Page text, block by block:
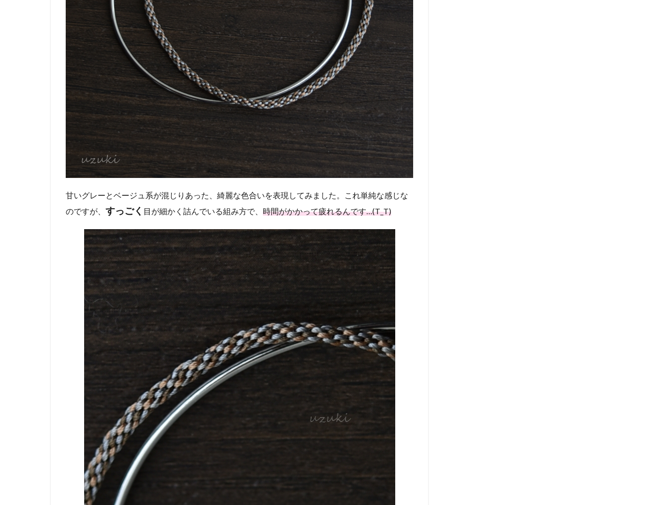
甘いグレーとベージュ系が混じりあった、綺麗な色合いを表現してみました。これ単純な感じな
のですが、 すっごく 目が細かく詰んでいる組み方で、 時間がかかって疲れるんです…(T_T)